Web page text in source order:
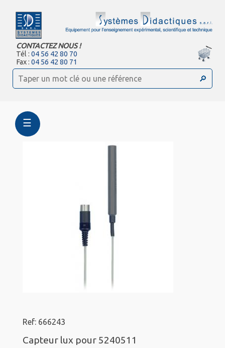
CONTACTEZ NOUS !
Tél :04 56 42 80 70
Fax :04 56 42 80 71
☰
Ref: 666243
Capteur lux pour 5240511